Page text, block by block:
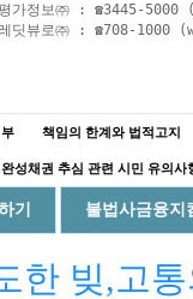
평가정보㈜ : ☎3445-
책임의 한계와 법적고지
성채권 추심 관련 시민 유의사
기 불법사금융지
한 빚,고